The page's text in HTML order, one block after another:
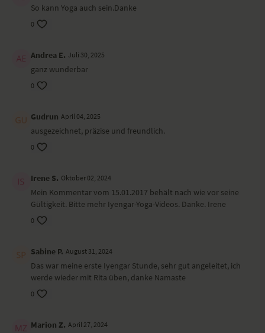
So kann Yoga auch sein.Danke
0
Andrea E. Juli 30, 2025
ganz wunderbar
0
Gudrun April 04, 2025
ausgezeichnet, präzise und freundlich.
0
Irene S. Oktober 02, 2024
Mein Kommentar vom 15.01.2017 behält nach wie vor seine
Gültigkeit. Bitte mehr Iyengar-Yoga-Videos. Danke. Irene
0
Sabine P. August 31, 2024
Das war meine erste Iyengar Stunde, sehr gut angeleitet, ich
werde wieder mit Rita üben, danke Namaste
0
Marion Z. April 27, 2024